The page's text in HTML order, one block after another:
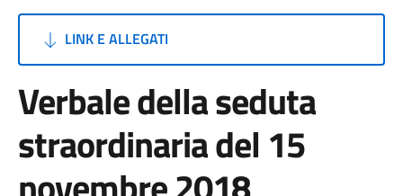
LINK E ALLEGATI
Verbale della seduta
straordinaria del 15